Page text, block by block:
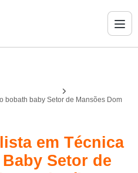
bobath baby Setor de Mansões Dom
em Técnica
Setor de